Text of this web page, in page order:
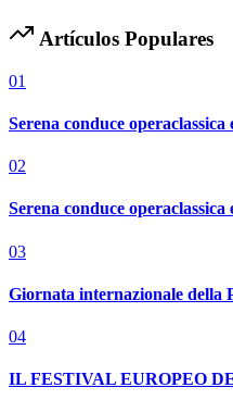
Artículos Populares
01
Serena conduce operaclassica
02
Serena conduce operaclassica
03
Giornata internazionale della
04
IL FESTIVAL EUROPEO